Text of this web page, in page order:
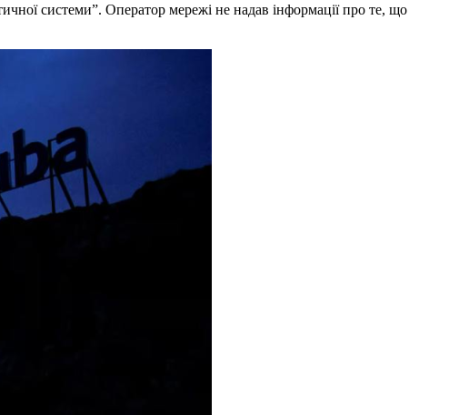
системи”. Оператор мережі не надав інформації про те, що